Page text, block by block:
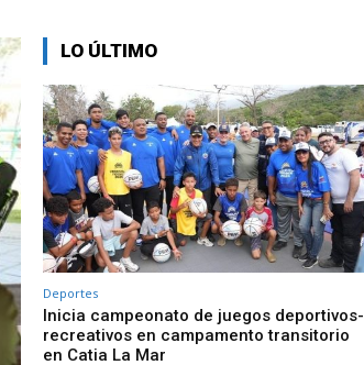
LO ÚLTIMO
Deportes
Inicia campeonato de juegos deportivos-
recreativos en campamento transitorio
en Catia La Mar